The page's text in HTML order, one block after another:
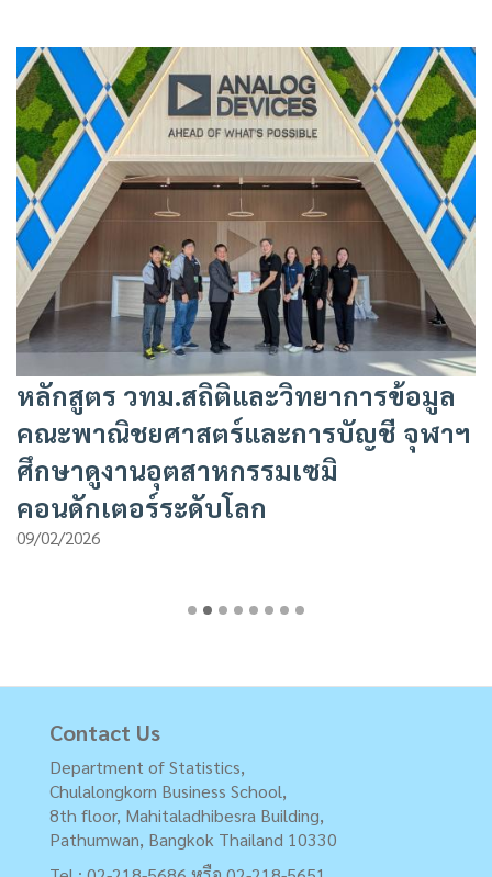
หลักสูตร วทม.สถิติและวิทยาการข้อมูล
คณะพาณิชยศาสตร์และการบัญชี จุฬาฯ
ศึกษาดูงานอุตสาหกรรมเซมิ
คอนดักเตอร์ระดับโลก
09/02/2026
Contact Us
Department of Statistics,
Chulalongkorn Business School,
8th floor, Mahitaladhibesra Building,
Pathumwan, Bangkok Thailand 10330